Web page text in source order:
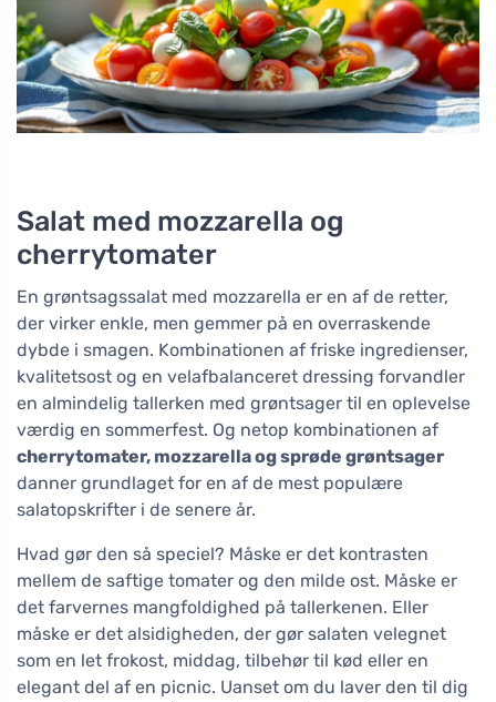
Salat med mozzarella og
cherrytomater
En grøntsagssalat med mozzarella er en af de retter,
der virker enkle, men gemmer på en overraskende
dybde i smagen. Kombinationen af friske ingredienser,
kvalitetsost og en velafbalanceret dressing forvandler
en almindelig tallerken med grøntsager til en oplevelse
værdig en sommerfest. Og netop kombinationen af
cherrytomater, mozzarella og sprøde grøntsager
danner grundlaget for en af de mest populære
salatopskrifter i de senere år.
Hvad gør den så speciel? Måske er det kontrasten
mellem de saftige tomater og den milde ost. Måske er
det farvernes mangfoldighed på tallerkenen. Eller
måske er det alsidigheden, der gør salaten velegnet
som en let frokost, middag, tilbehør til kød eller en
elegant del af en picnic. Uanset om du laver den til dig